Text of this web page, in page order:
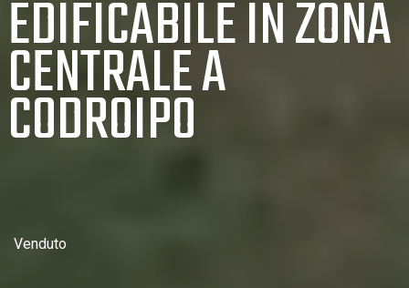
EDIFICABILE IN ZONA
CENTRALE A
CODROIPO
Venduto